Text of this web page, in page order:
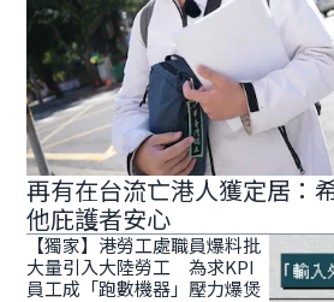
再有在台流亡港人獲定居：
他庇護者安心
【獨家】港勞工處職員爆料批
大量引入大陸勞工 為求KPI
員工成「跑數機器」壓力爆煲